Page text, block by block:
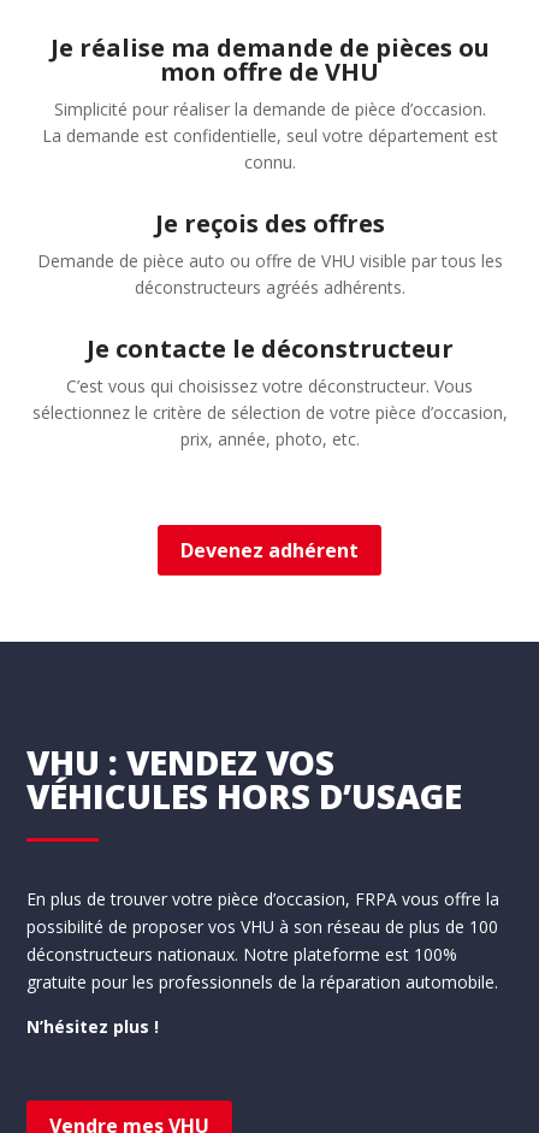
Je réalise ma demande de pièces ou
mon offre de VHU
Simplicité pour réaliser la demande de pièce d’occasion.
La demande est confidentielle, seul votre département est
connu.
Je reçois des offres
Demande de pièce auto ou offre de VHU visible par tous les
déconstructeurs agréés adhérents.
Je contacte le déconstructeur
C’est vous qui choisissez votre déconstructeur. Vous
sélectionnez le critère de sélection de votre pièce d’occasion,
prix, année, photo, etc.
Devenez adhérent
VHU : VENDEZ VOS
VÉHICULES HORS D’USAGE
En plus de trouver votre pièce d’occasion, FRPA vous offre la
possibilité de proposer vos VHU à son réseau de plus de 100
déconstructeurs nationaux. Notre plateforme est 100%
gratuite pour les professionnels de la réparation automobile.
N’hésitez plus !
Vendre mes VHU